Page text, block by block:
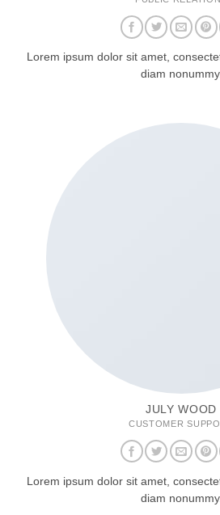
Lorem ipsum dolor sit amet,
diam
JULY WOOD
CUSTOMER
Lorem ipsum dolor sit amet,
diam nonummy.